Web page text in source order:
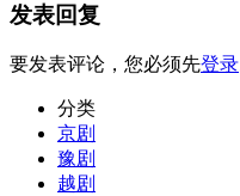
发表回复
要发表评论，您必须先登录
分类
京剧
豫剧
越剧